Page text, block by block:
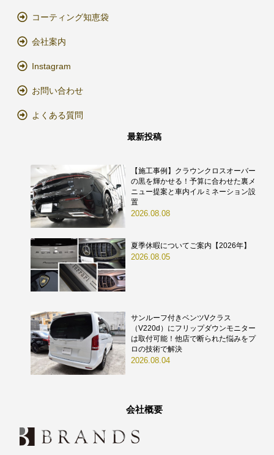
コーティング知恵袋
会社案内
Instagram
お問い合わせ
よくある質問
最新投稿
【施工事例】クラウンクロスオーバー
の黒を輝かせる！予算に合わせた裏メ
ニュー提案と車内イルミネーション設
置
2026.08.08
夏季休暇についてご案内【2026年】
2026.08.05
サンルーフ付きベンツVクラス
（V220d）にフリップダウンモニター
は取付可能！他店で断られた悩みをプ
ロの技術で解決
2026.08.04
会社概要